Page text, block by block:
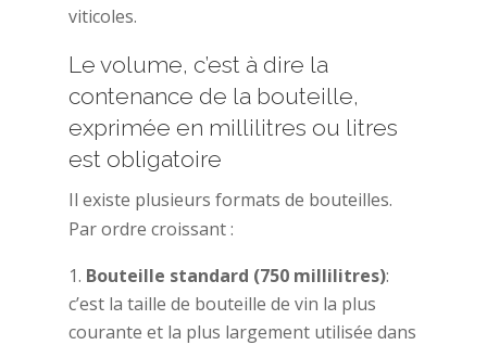
viticoles.
Le volume, c’est à dire la
contenance de la bouteille,
exprimée en millilitres ou litres
est obligatoire
Il existe plusieurs formats de bouteilles.
Par ordre croissant :
Bouteille standard (750 millilitres):
c’est la taille de bouteille de vin la plus
courante et la plus largement utilisée dans